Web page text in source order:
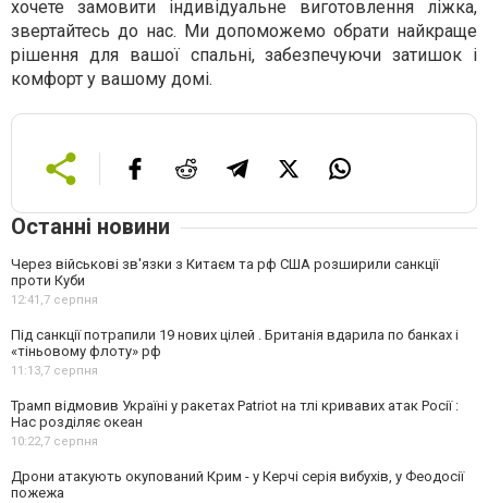
хочете замовити індивідуальне виготовлення ліжка,
звертайтесь до нас. Ми допоможемо обрати найкраще
рішення для вашої спальні, забезпечуючи затишок і
комфорт у вашому домі.
Останні новини
Через військові зв'язки з Китаєм та рф США розширили санкції
проти Куби
12:41,7 серпня
Під санкції потрапили 19 нових цілей . Британія вдарила по банках і
«тіньовому флоту» рф
11:13,7 серпня
Трамп відмовив Україні у ракетах Patriot на тлі кривавих атак Росії :
Нас розділяє океан
10:22,7 серпня
Дрони атакують окупований Крим - у Керчі серія вибухів, у Феодосії
пожежа